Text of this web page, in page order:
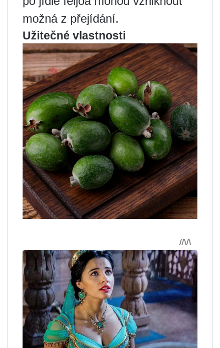
možná z přejídání.
Užitečné vlastnosti